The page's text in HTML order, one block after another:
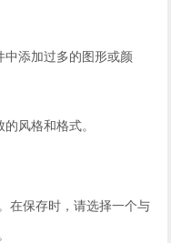
中添加过多的图形或颜
风格和格式。
在保存时，请选择一个与